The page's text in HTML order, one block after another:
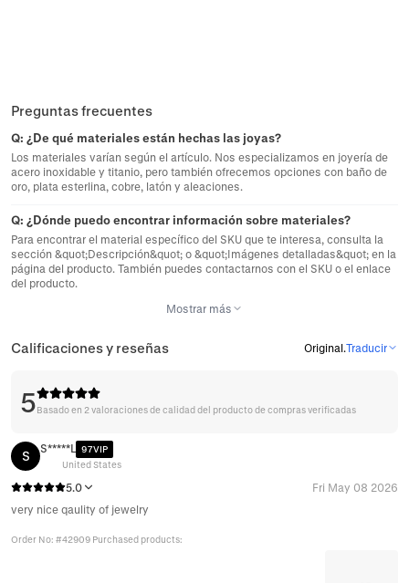
Preguntas frecuentes
Q: ¿De qué materiales están hechas las joyas?
Los materiales varían según el artículo. Nos especializamos en joyería de
acero inoxidable y titanio, pero también ofrecemos opciones con baño de
oro, plata esterlina, cobre, latón y aleaciones.
Q: ¿Dónde puedo encontrar información sobre materiales?
Para encontrar el material específico del SKU que te interesa, consulta la
sección &quot;Descripción&quot; o &quot;Imágenes detalladas&quot; en la
página del producto. También puedes contactarnos con el SKU o el enlace
del producto.
Mostrar más
Calificaciones y reseñas Original Traducir
5Basado en 2 valoraciones de calidad del producto de compras verificadas
S
S*****L
97VIP
United States
5.0
Fri May 08 2026
very nice qaulity of jewelry
Order No: #42909 Purchased products: